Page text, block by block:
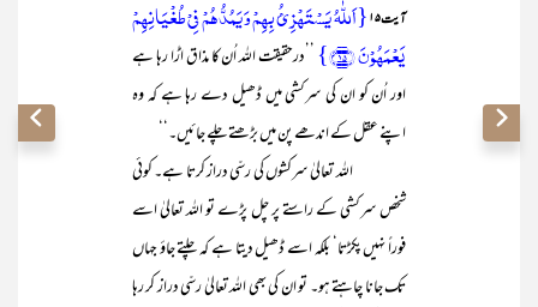
آیت ۱۵ {اَللّٰہُ یَسۡتَہۡزِئُ بِہِمۡ وَ یَمُدُّہُمۡ فِیۡ طُغۡیَانِہِمۡ
یَعۡمَہُوۡنَ ﴿۱۵﴾}
’’درحقیقت اللہ اُن کا مذاق اڑا رہا ہے
اور اُن کو ان کی سرکشی میں ڈھیل دے رہا ہے کہ وہ
اپنے عقل کے اندھے پن میں بڑھتے چلے جائیں۔‘‘
اللہ تعالیٰ سرکشوں کی رسّی دراز کرتا ہے۔ کوئی
شخص سرکشی کے راستے پر چل پڑے تو اللہ تعالیٰ اسے
فوراً نہیں پکڑتا‘ بلکہ اسے ڈھیل دیتا ہے کہ چلتے جاؤ جہاں
تک جانا چاہتے ہو۔ تو ان کی بھی اللہ تعالیٰ رسّی دراز کر رہا